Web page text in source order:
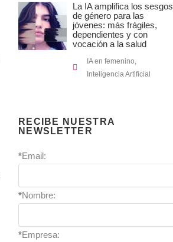
La IA amplifica los sesgos
de género para las
jóvenes: más frágiles,
dependientes y con
vocación a la salud
IA en femenino
Inteligencia Artificial
RECIBE NUESTRA
NEWSLETTER
*Email:
*Nombre:
*Empresa: